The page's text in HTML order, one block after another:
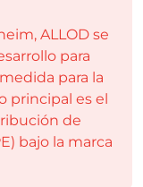
ALLOD se
para
para la
principal es el
de
bajo la marca